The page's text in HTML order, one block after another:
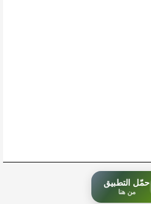
حمّل التطبيق
من هنا